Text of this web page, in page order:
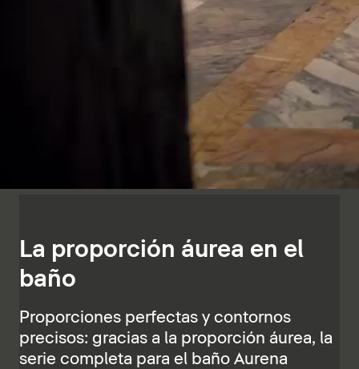
La proporción áurea en el
baño
Proporciones perfectas y contornos
precisos: gracias a la proporción áurea, la
serie completa para el baño Aurena